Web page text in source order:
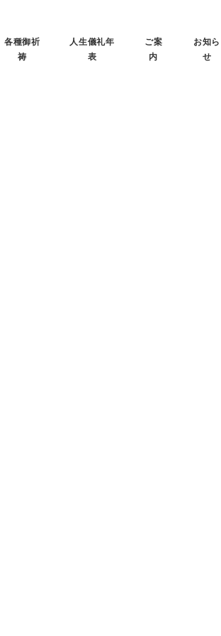
各種御祈
祷
人生儀礼年
表
ご案
内
お知ら
せ